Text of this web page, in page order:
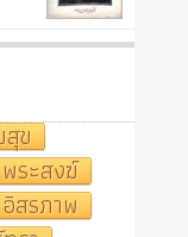
สุข
พระสงฆ์
อิสรภาพ